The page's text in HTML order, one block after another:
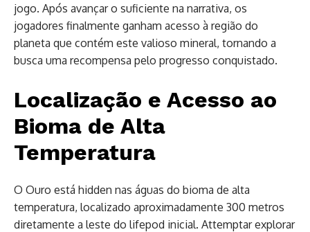
jogo. Após avançar o suficiente na narrativa, os
jogadores finalmente ganham acesso à região do
planeta que contém este valioso mineral, tornando a
busca uma recompensa pelo progresso conquistado.
Localização e Acesso ao
Bioma de Alta
Temperatura
O Ouro está hidden nas águas do bioma de alta
temperatura, localizado aproximadamente 300 metros
diretamente a leste do lifepod inicial. Attemptar explorar